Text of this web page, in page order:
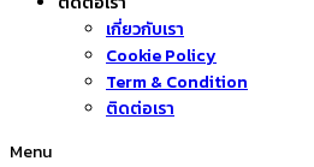
เกี่ยวกับเรา
Cookie Policy
Term & Condition
ติดต่อเรา
Menu